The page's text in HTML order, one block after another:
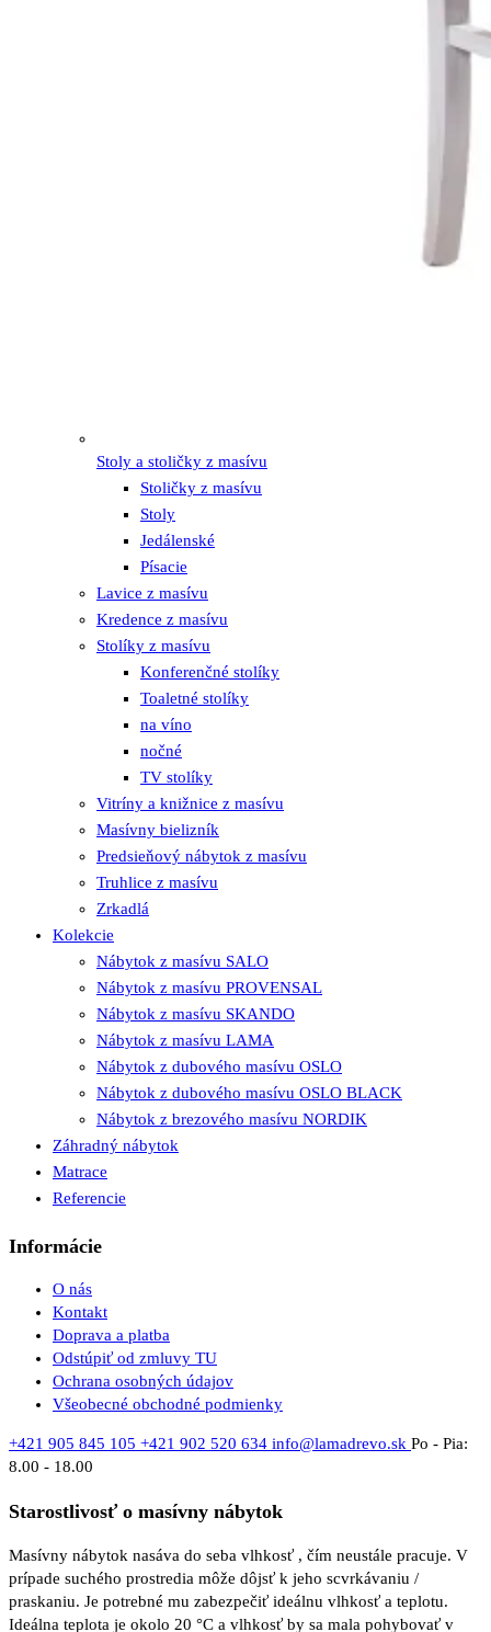
Stoly a stoličky z masívu
Stoličky z masívu
Stoly
Jedálenské
Písacie
Lavice z masívu
Kredence z masívu
Stolíky z masívu
Konferenčné stolíky
Toaletné stolíky
na víno
nočné
TV stolíky
Vitríny a knižnice z masívu
Masívny bielizník
Predsieňový nábytok z masívu
Truhlice z masívu
Zrkadlá
Kolekcie
Nábytok z masívu SALO
Nábytok z masívu PROVENSAL
Nábytok z masívu SKANDO
Nábytok z masívu LAMA
Nábytok z dubového masívu OSLO
Nábytok z dubového masívu OSLO BLACK
Nábytok z brezového masívu NORDIK
Záhradný nábytok
Matrace
Referencie
Informácie
O nás
Kontakt
Doprava a platba
Odstúpiť od zmluvy TU
Ochrana osobných údajov
Všeobecné obchodné podmienky
+421 905 845 105 +421 902 520 634 info@lamadrevo.sk Po - Pia:
8.00 - 18.00
Starostlivosť o masívny nábytok
Masívny nábytok nasáva do seba vlhkosť , čím neustále pracuje. V
prípade suchého prostredia môže dôjsť k jeho scvrkávaniu /
praskaniu. Je potrebné mu zabezpečiť ideálnu vlhkosť a teplotu.
Ideálna teplota je okolo 20 °C a vlhkosť by sa mala pohybovať v